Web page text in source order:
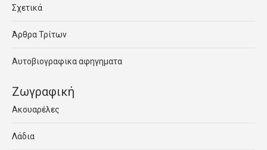
Σχετικά
Άρθρα Τρίτων
Αυτοβιογραφικα αφηγηματα
Ζωγραφική
Ακουαρέλες
Λάδια